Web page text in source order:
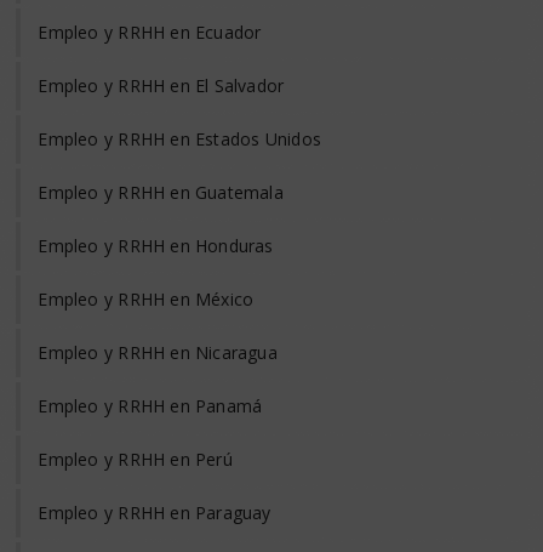
Empleo y RRHH en Ecuador
Empleo y RRHH en El Salvador
Empleo y RRHH en Estados Unidos
Empleo y RRHH en Guatemala
Empleo y RRHH en Honduras
Empleo y RRHH en México
Empleo y RRHH en Nicaragua
Empleo y RRHH en Panamá
Empleo y RRHH en Perú
Empleo y RRHH en Paraguay